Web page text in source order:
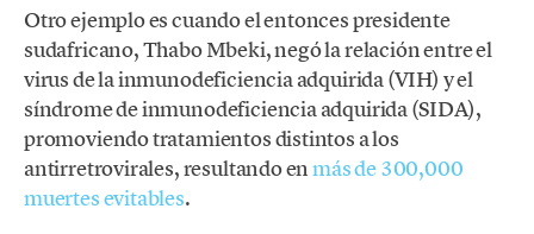
Otro ejemplo es cuando el entonces presidente
sudafricano, Thabo Mbeki, negó la relación entre el
virus de la inmunodeficiencia adquirida (VIH) y el
síndrome de inmunodeficiencia adquirida (SIDA),
promoviendo tratamientos distintos a los
antirretrovirales, resultando enmás de 300,000
muertes evitables.